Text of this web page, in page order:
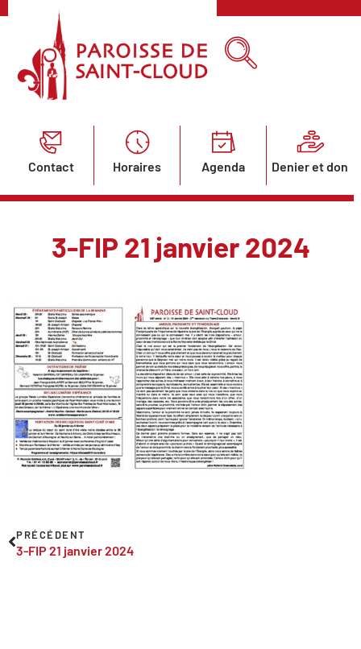
Contact Horaires Agenda Denier et don
3-FIP 21 janvier 2024
PRÉCÉDENT
3-FIP 21 janvier 2024